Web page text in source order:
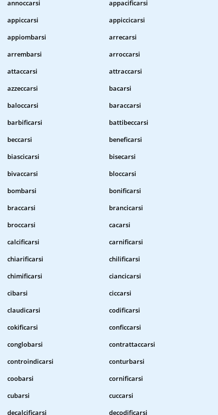
annoccarsi
appacificarsi
appiccarsi
appiccicarsi
appiombarsi
arrecarsi
arrembarsi
arroccarsi
attaccarsi
attraccarsi
azzeccarsi
bacarsi
baloccarsi
baraccarsi
barbificarsi
battibeccarsi
beccarsi
beneficarsi
biascicarsi
bisecarsi
bivaccarsi
bloccarsi
bombarsi
bonificarsi
braccarsi
brancicarsi
broccarsi
cacarsi
calcificarsi
carnificarsi
chiarificarsi
chilificarsi
chimificarsi
ciancicarsi
cibarsi
ciccarsi
claudicarsi
codificarsi
cokificarsi
conficcarsi
conglobarsi
contrattaccarsi
controindicarsi
conturbarsi
coobarsi
cornificarsi
cubarsi
cuccarsi
decalcificarsi
decodificarsi